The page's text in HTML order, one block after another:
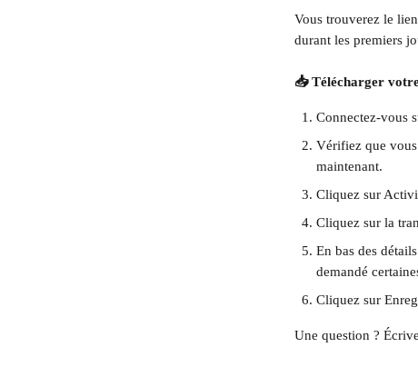
Vous trouverez le
durant les premiers
📥 Télécharger
Connectez-vous
Vérifiez que
maintenant.
Cliquez sur
Cliquez sur la
En bas des
demandé
Cliquez sur
Une question ?